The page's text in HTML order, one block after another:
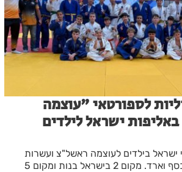
לספורטאי "עוצמה
ישראל לילדים
ישראל בילדים לעוצמה ראשל"צ ועשרות
מדליסטים של כסף וארד. מקום 2 בישראל בנות ומקום 5